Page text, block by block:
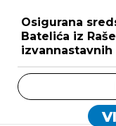
Osigurana
Batelića iz